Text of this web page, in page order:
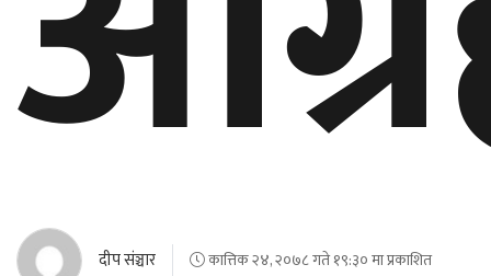
दीप संञ्चार कात्तिक २४, २०७८ गते १९:३० मा प्रकाशित